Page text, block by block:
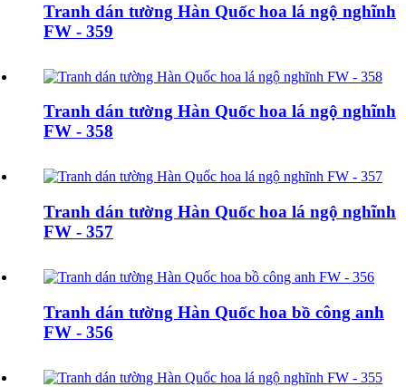
Tranh dán tường Hàn Quốc hoa lá ngộ nghĩnh
FW - 359
Tranh dán tường Hàn Quốc hoa lá ngộ nghĩnh
FW - 358
Tranh dán tường Hàn Quốc hoa lá ngộ nghĩnh
FW - 357
Tranh dán tường Hàn Quốc hoa bồ công anh
FW - 356